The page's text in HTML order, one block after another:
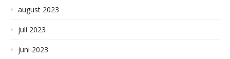
august 2023
juli 2023
juni 2023